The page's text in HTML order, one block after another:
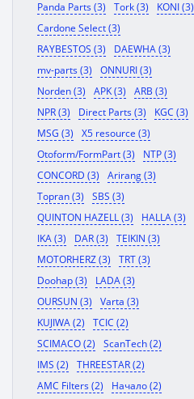
Panda Parts (3)
Tork (3)
KONI (3)
Cardone Select (3)
RAYBESTOS (3)
DAEWHA (3)
mv-parts (3)
ONNURI (3)
Norden (3)
APK (3)
ARB (3)
NPR (3)
Direct Parts (3)
KGC (3)
MSG (3)
X5 resource (3)
Otoform/FormPart (3)
NTP (3)
CONCORD (3)
Arirang (3)
Topran (3)
SBS (3)
QUINTON HAZELL (3)
HALLA (3)
IKA (3)
DAR (3)
TEIKIN (3)
MOTORHERZ (3)
TRT (3)
Doohap (3)
LADA (3)
OURSUN (3)
Varta (3)
KUJIWA (2)
TCIC (2)
SCIMACO (2)
ScanTech (2)
IMS (2)
THREESTAR (2)
AMC Filters (2)
Начало (2)